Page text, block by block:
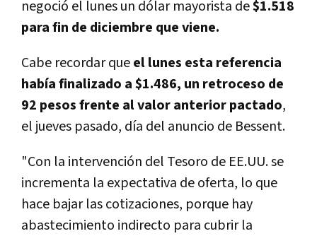
negoció el lunes un dólar mayorista de$1.518
para fin de diciembre que viene.
Cabe recordar queel lunes esta referencia
había finalizado a $1.486, un retroceso de
92 pesos frente al valor anterior pactado,
el jueves pasado, día del anuncio de Bessent.
"Con la intervención del Tesoro de EE.UU. se
incrementa la expectativa de oferta, lo que
hace bajar las cotizaciones, porque hay
abastecimiento indirecto para cubrir la